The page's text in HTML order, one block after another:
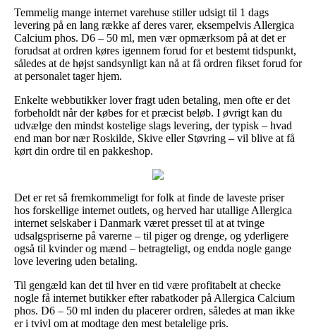
Temmelig mange internet varehuse stiller udsigt til 1 dags
levering på en lang række af deres varer, eksempelvis Allergica
Calcium phos. D6 – 50 ml, men vær opmærksom på at det er
forudsat at ordren køres igennem forud for et bestemt tidspunkt,
således at de højst sandsynligt kan nå at få ordren fikset forud for
at personalet tager hjem.
Enkelte webbutikker lover fragt uden betaling, men ofte er det
forbeholdt når der købes for et præcist beløb. I øvrigt kan du
udvælge den mindst kostelige slags levering, der typisk – hvad
end man bor nær Roskilde, Skive eller Støvring – vil blive at få
kørt din ordre til en pakkeshop.
Det er ret så fremkommeligt for folk at finde de laveste priser
hos forskellige internet outlets, og herved har utallige Allergica
internet selskaber i Danmark været presset til at at tvinge
udsalgspriserne på varerne – til piger og drenge, og yderligere
også til kvinder og mænd – betragteligt, og endda nogle gange
love levering uden betaling.
Til gengæld kan det til hver en tid være profitabelt at checke
nogle få internet butikker efter rabatkoder på Allergica Calcium
phos. D6 – 50 ml inden du placerer ordren, således at man ikke
er i tvivl om at modtage den mest betalelige pris.